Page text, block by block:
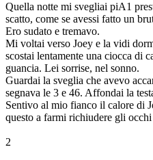
Quella notte mi svegliai piA1
scatto, come se avessi fatto un
Ero sudato e tremavo.
Mi voltai verso Joey e la vidi
scostai lentamente una ciocca di
guancia. Lei sorrise, nel sonno.
Guardai la sveglia che avevo
segnava le 3 e 46. Affondai la
Sentivo al mio fianco il calore di
questo a farmi richiudere gli
2